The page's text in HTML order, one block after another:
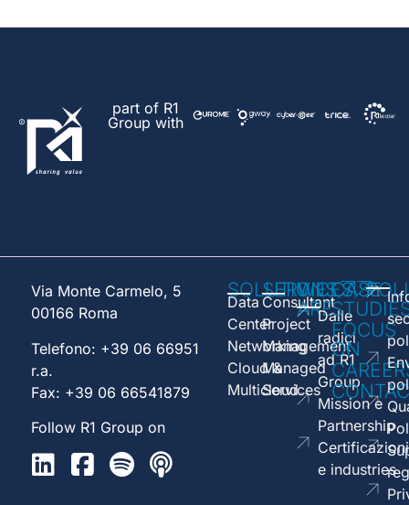
part of R1
Group with
Via Monte Carmelo, 5
00166 Roma
Telefono: +39 06 66951
r.a.
Fax: +39 06 66541879
Follow R1 Group on
SOLUTIONS
Data
Center
Networking
Cloud &
Multicloud
SERVICES
Consultant
Project
Management
Managed
Services
WE
AREDalle
radici
ad R1
Group
Mission e
Partnership
Certificazioni
e industries
CASE
FOCUS
ON